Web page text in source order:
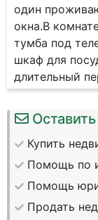
один
окна.В
тумба под
шкаф для
длительный
Купить
Помощь по
Помощь
Продать